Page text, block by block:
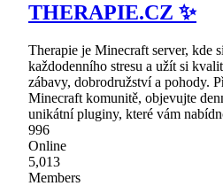
THERAPIE.CZ ✨
Therapie je Minecraft server, kde
každodenního stresu a užít si
zábavy, dobrodružství a pohody.
Minecraft komunitě, objevujte
unikátní pluginy, které vám
996
Online
5,013
Members